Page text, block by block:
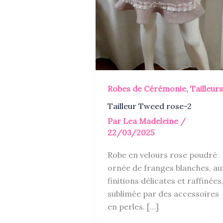
Robes de Cérémonie, Tailleurs
Tailleur Tweed rose-2
Par Lea Madeleine /
22/03/2025
Robe en velours rose poudré
ornée de franges blanches,
finitions délicates et raffinées,
sublimée par des accessoires
en perles. […]